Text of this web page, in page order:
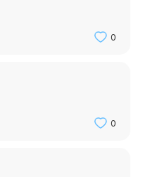
0
0